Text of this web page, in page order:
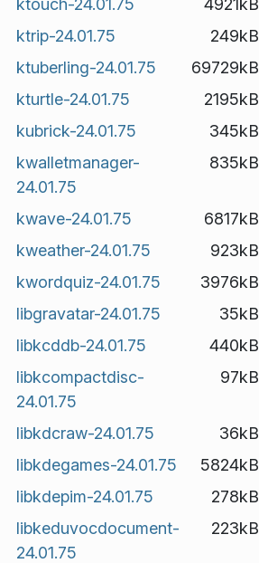
ktouch-24.01.75
4921kB
ktrip-24.01.75
249kB
ktuberling-24.01.75
69729kB
kturtle-24.01.75
2195kB
kubrick-24.01.75
345kB
kwalletmanager-
24.01.75
835kB
kwave-24.01.75 6817kB
kweather-24.01.75
923kB
kwordquiz-24.01.75
3976kB
libgravatar-24.01.75
35kB
libkcddb-24.01.75
440kB
libkcompactdisc-
24.01.75
97kB
libkdcraw-24.01.75 36kB
libkdegames-24.01.75
5824kB
libkdepim-24.01.75
278kB
libkeduvocdocument-
24.01.75
223kB